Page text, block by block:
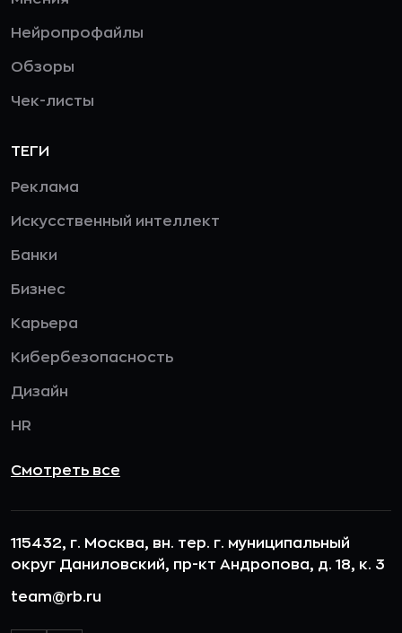
Нейропрофайлы
Обзоры
Чек-листы
ТЕГИ
Реклама
Искусственный интеллект
Банки
Бизнес
Карьера
Кибербезопасность
Дизайн
HR
Смотреть все
115432, г. Москва, вн. тер. г. муниципальный
округ Даниловский, пр-кт Андропова, д. 18, к. 3
team@rb.ru